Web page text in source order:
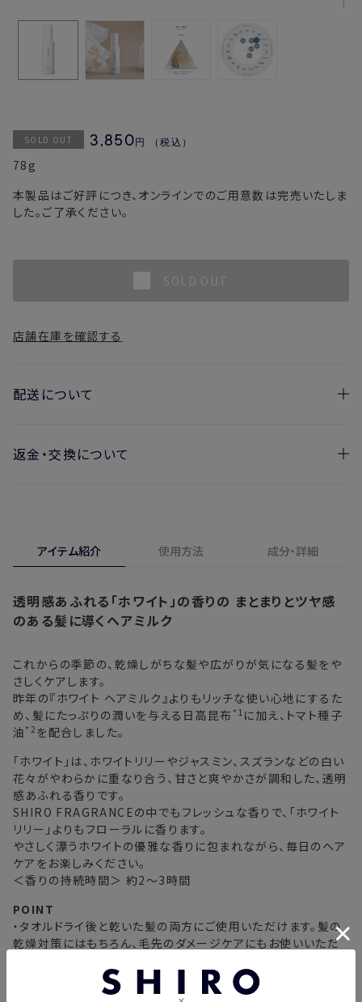
SOLD OUT 3,850円 （税込）
78g
本製品はご好評につき、オンラインでのご用意数は完売いたしま
した。ご了承ください。
SOLD OUT
店舗在庫を確認する
配送について
お届け日の目安
※新製品（限定製品）は除きます。
※定期販売のお申し込みは、7日後以降の配送となります。
注文後、お届けまでにかかる日数の目安
東北・関東・中部・関西
中国・四国・九州 3〜4日
沖縄県・離島 5〜8日
※以下に該当する場合、上記の日程で発送できない場合がござ
います。
・交通状況や天候による遅延
・ラッピングのご注文、繁忙期および休業期間中
・ご注文内容の確認にお時間を要する
返金・交換について
合、期間内*であれば、返金・交換サービスをご利用いただけ
ます。
※
オンラインストアでご購入の場合、発送完了メールの翌日から10日
間。対象の直営店舗でご購入の場合、購入日の翌日から7日間
アイテム紹介 使用方法 成分・詳細
透明感あふれる「ホワイト」の香りの まとまりとツヤ感
のある髪に導くヘアミルク
これからの季節の、乾燥しがちな髪や広がりが気になる髪をや
さしくケアします。
昨年の『ホワイト ヘアミルク』よりもリッチな使い心地にするた
め、髪にたっぷりの潤いを与える日高昆布 *1 に加え、トマト種子
油 *2を配合しました。
「ホワイト」は、ホワイトリリーやジャスミン、スズランなどの白い
花々がやわらかに重なり合う、甘さと爽やかさが調和した、透明
感あふれる香りです。
SHIRO FRAGRANCEの中でもフレッシュな香りで、「ホワイト
リリー」よりもフローラルに香ります。
やさしく漂うホワイトの優雅な香りに包まれながら、毎日のヘア
ケアをお楽しみください。
＜香りの持続時間＞ 約2～3時間
POINT
・タオルドライ後と乾いた髪の両方にご使用いただけます。髪の
乾燥対策にはもちろん、毛先のダメージケアにもお使いいただ
・タオルドライ後の濡れた髪になじませると、ドライヤーの熱から